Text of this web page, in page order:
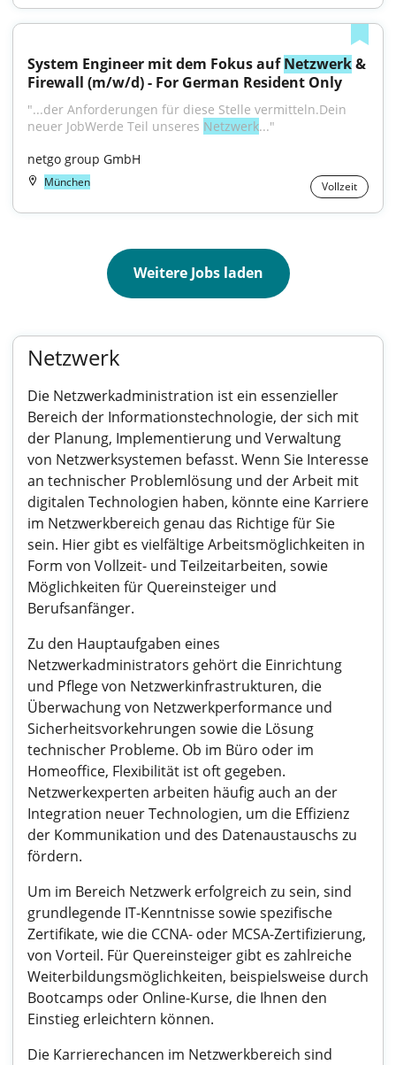
System Engineer mit dem Fokus auf Netzwerk &
Firewall (m/w/d) - For German Resident Only
"...der Anforderungen für diese Stelle vermitteln.Dein
neuer JobWerde Teil unseres Netzwerk..."
netgo group GmbH
München Vollzeit
Weitere Jobs laden
Netzwerk
Die Netzwerkadministration ist ein essenzieller
Bereich der Informationstechnologie, der sich mit
der Planung, Implementierung und Verwaltung
von Netzwerksystemen befasst. Wenn Sie Interesse
an technischer Problemlösung und der Arbeit mit
digitalen Technologien haben, könnte eine Karriere
im Netzwerkbereich genau das Richtige für Sie
sein. Hier gibt es vielfältige Arbeitsmöglichkeiten in
Form von Vollzeit- und Teilzeitarbeiten, sowie
Möglichkeiten für Quereinsteiger und
Berufsanfänger.
Zu den Hauptaufgaben eines
Netzwerkadministrators gehört die Einrichtung
und Pflege von Netzwerkinfrastrukturen, die
Überwachung von Netzwerkperformance und
Sicherheitsvorkehrungen sowie die Lösung
technischer Probleme. Ob im Büro oder im
Homeoffice, Flexibilität ist oft gegeben.
Netzwerkexperten arbeiten häufig auch an der
Integration neuer Technologien, um die Effizienz
der Kommunikation und des Datenaustauschs zu
fördern.
Um im Bereich Netzwerk erfolgreich zu sein, sind
grundlegende IT-Kenntnisse sowie spezifische
Zertifikate, wie die CCNA- oder MCSA-Zertifizierung,
von Vorteil. Für Quereinsteiger gibt es zahlreiche
Weiterbildungsmöglichkeiten, beispielsweise durch
Bootcamps oder Online-Kurse, die Ihnen den
Einstieg erleichtern können.
Die Karrierechancen im Netzwerkbereich sind